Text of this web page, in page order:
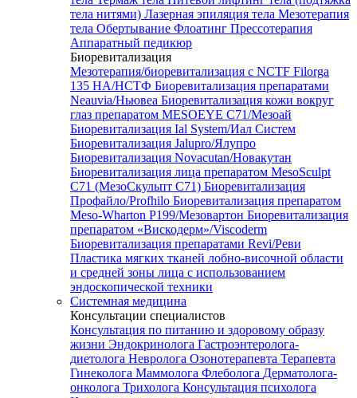
тела нитями) Лазерная эпиляция тела Мезотерапия
тела Обертывание Флоатинг Прессотерапия
Аппаратный педикюр
Биоревитализация
Мезотерапия/биоревитализация с NCTF Filorga
135 HA/НСТФ Биоревитализация препаратами
Neauvia/Ньювеа Биоревитализация кожи вокруг
глаз препаратом MESOEYE C71/Мезоай
Биоревитализация Ial System/Иал Систем
Биоревитализация Jalupro/Ялупро
Биоревитализация Novacutan/Новакутан
Биоревитализация лица препаратом MesoSculpt
C71 (МезоСкульпт С71) Биоревитализация
Профайло/Profhilo Биоревитализация препаратом
Meso-Wharton P199/Мезовартон Биоревитализация
препаратом «Вискодерм»/Viscoderm
Биоревитализация препаратами Revi/Реви
Пластика мягких тканей лобно-височной области
и средней зоны лица с использованием
эндоскопической техники
Системная медицина
Консультации специалистов
Консультация по питанию и здоровому образу
жизни Эндокринолога Гастроэнтеролога-
диетолога Невролога Озонотерапевта Терапевта
Гинеколога Маммолога Флеболога Дерматолога-
онколога Трихолога Консультация психолога